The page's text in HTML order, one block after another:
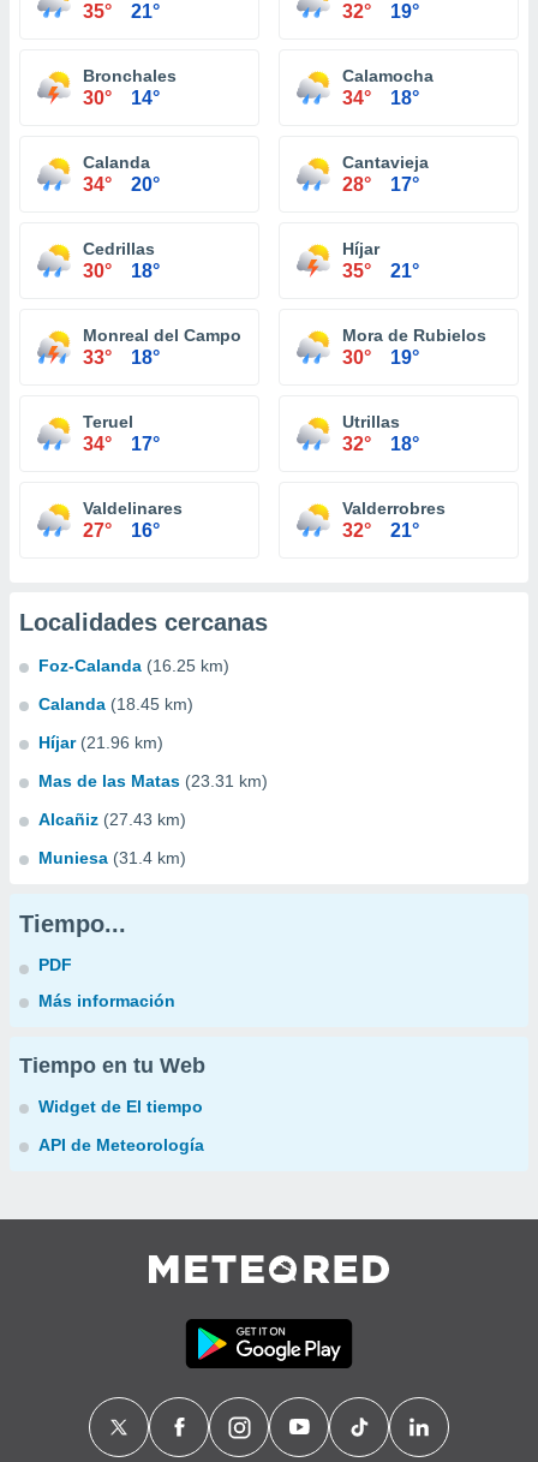
35° 21° 32° 19°
Bronchales
30° 14°
Calamocha
34° 18°
Calanda
34° 20°
Cantavieja
28° 17°
Cedrillas
30° 18°
Híjar
35° 21°
Monreal del Campo
33° 18°
Mora de Rubielos
30° 19°
Teruel
34° 17°
Utrillas
32° 18°
Valdelinares
27° 16°
Valderrobres
32° 21°
Localidades cercanas
Foz-Calanda (16.25 km)
Calanda (18.45 km)
Híjar (21.96 km)
Mas de las Matas (23.31 km)
Alcañiz (27.43 km)
Muniesa (31.4 km)
Tiempo...
PDF
Más información
Tiempo en tu Web
Widget de El tiempo
API de Meteorología